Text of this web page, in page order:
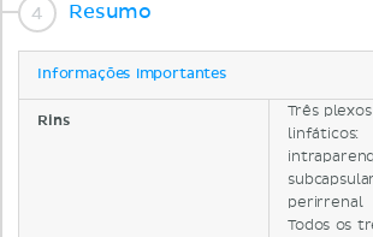
Resumo
Informações importantes
Rins
Três
linfáticos:
perirrenal
Todos os